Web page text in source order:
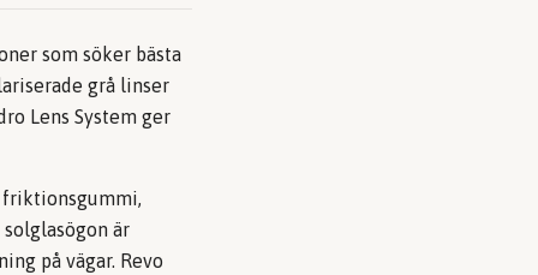
som söker bästa
grå linser
Lens System ger
friktionsgummi,
är
på vägar. Revo